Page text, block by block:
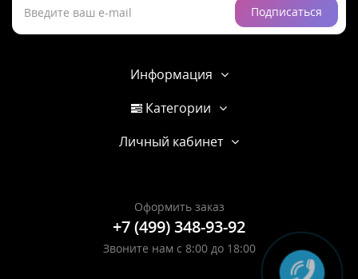
Подписаться
Информация
Категории
Личный кабинет
Оформить заказ
+7 (499) 348-93-92
Звоните нам с 8:00 до 18:00